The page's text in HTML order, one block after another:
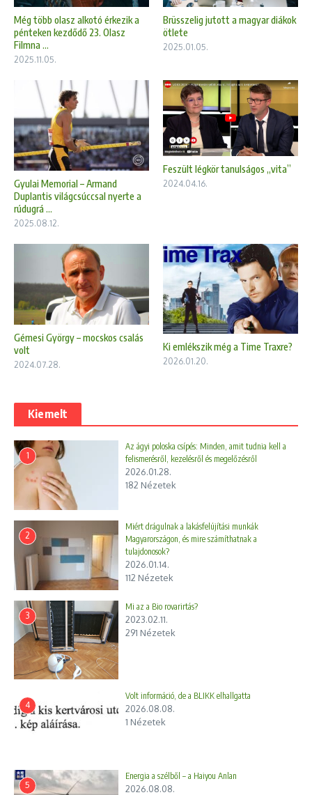
Még több olasz alkotó érkezik a
pénteken kezdődő 23. Olasz
Filmna ...
2025.11.05.
Brüsszelig jutott a magyar diákok
ötlete
2025.01.05.
Gyulai Memorial – Armand
Duplantis világcsúccsal nyerte a
rúdugrá ...
2025.08.12.
Feszült légkör tanulságos „vita”
2024.04.16.
Gémesi György – mocskos csalás
volt
2024.07.28.
Ki emlékszik még a Time Traxre?
2026.01.20.
Kiemelt
1
Az ágyi poloska csípés: Minden, amit tudnia kell a
felismerésről, kezelésről és megelőzésről
2026.01.28.
182 Nézetek
2
Miért drágulnak a lakásfelújítási munkák
Magyarországon, és mire számíthatnak a
tulajdonosok?
2026.01.14.
112 Nézetek
3
Mi az a Bio rovarirtás?
2023.02.11.
291 Nézetek
4
Volt információ, de a BLIKK elhallgatta
2026.08.08.
1 Nézetek
5
Energia a szélből – a Haiyou Anlan
2026.08.08.